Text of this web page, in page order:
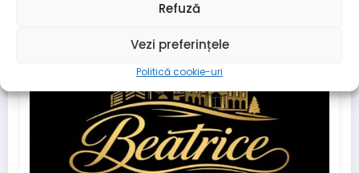
Refuză
Vezi preferințele
Politică cookie-uri